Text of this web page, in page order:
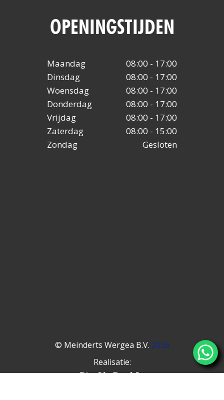
OPENINGSTIJDEN
Maandag
08:00 - 17:00
Dinsdag
08:00 - 17:00
Woensdag
08:00 - 17:00
Donderdag
08:00 - 17:00
Vrijdag
08:00 - 17:00
Zaterdag
08:00 - 15:00
Zondag
Gesloten
© Meinderts Wergea B.V. 2026
Realisatie: